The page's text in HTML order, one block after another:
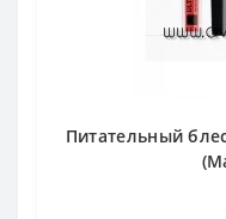
Питательный